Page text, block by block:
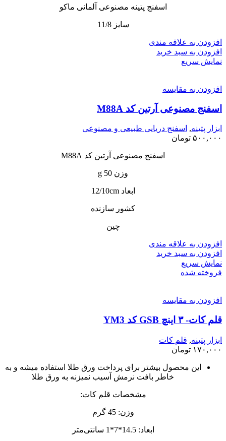
اسفنج پتینه مصنوعی آلمانی ماکو
سایز 11/8
افزودن به علاقه مندی
افزودن به سبد خرید
نمایش سریع
افزودن به مقایسه
اسفنج مصنوعی آرتین کد M88A
ابزار پتینه, اسفنج دریایی طبیعی و مصنوعی
۵۰۰,۰۰۰ تومان
اسفنج مصنوعی آرتین کد M88A
وزن 50 g
ابعاد 12/10cm
کشور سازنده
چین
افزودن به علاقه مندی
افزودن به سبد خرید
نمایش سریع
فروخته شده
افزودن به مقایسه
قلم کات- ۳ اینچ GSB کد YM3
ابزار پتینه, قلم کات
۱۷۰,۰۰۰ تومان
این محصول بیشتر برای پرداخت ورق طلا استفاده میشه و به
خاطر بافت نرمش آسیب نمیزنه به ورق طلا
مشخصات قلم کات:
وزن: 45 گرم
ابعاد: 14.5*7*1 سانتی‌متر